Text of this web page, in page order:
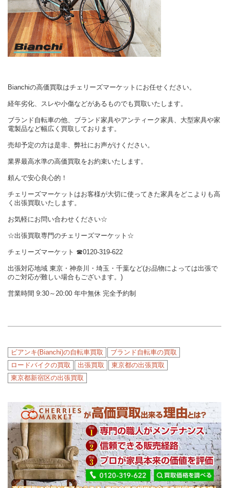
Bianchiの高価買取はチェリーズマーケットにお任せください。
経年劣化、スレや小傷などがあるものでも買取いたします。
ブランド自転車の他、ブランド家具やアンティーク家具、大型家具や家
電製品など幅広く買取しております。
売却予定の方は是非、弊社にお声がけください。
業界最高水準の高価買取をお約束いたします。
頼んで安心良心的！
チェリーズマーケットはお客様が大切に使ってきた家具をどこよりも高
く出張買取いたします。
お気軽にお問い合わせください☆
☆出張買取専門のチェリーズマーケット☆
チェリーズマーケット ☎︎0120-319-622
出張対応地域 東京・神奈川・埼玉・千葉など(お品物によっては出張で
のご対応が難しい場合もございます。)
営業時間 9:30～20:00 年中無休 完全予約制
ビアンキ(Bianchi)の自転車買取
ブランド自転車の買取
ロードバイクの買取
出張買取
東京都の出張買取
東京都新宿区の出張買取